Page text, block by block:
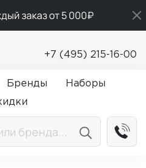
заказ от 5 000₽
ПРИВЕТ
от 5 000₽
+7 (495) 215-16-00
Бренды
Наборы